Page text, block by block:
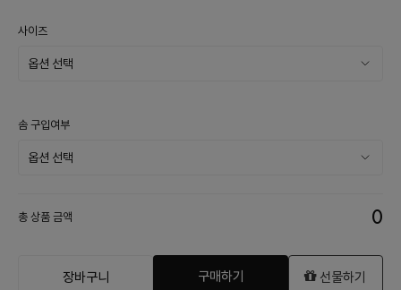
사이즈
솜 구입여부
총 상품 금액 0
장바구니 구매하기 선물하기